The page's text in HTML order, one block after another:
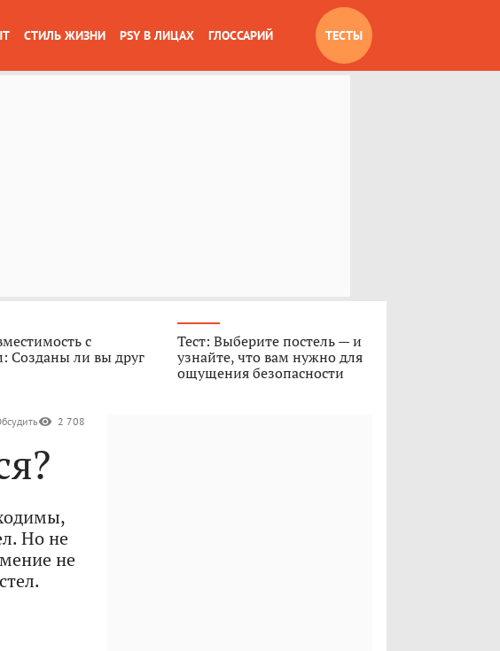
СТИЛЬ ЖИЗНИ PSY В ЛИЦАХ ГЛОССАРИЙ ТЕСТЫ
с
Созданы ли вы друг
Тест: Выберите постель — и
узнайте, что вам нужно для
ощущения безопасности
2 708
Но не
не